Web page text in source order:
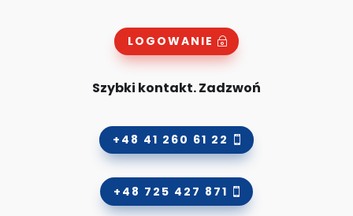
LOGOWANIE
Szybki kontakt. Zadzwoń
+48 41 260 61 22
+48 725 427 871